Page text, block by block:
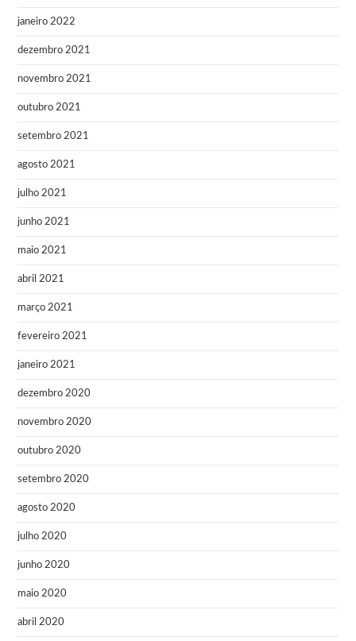
janeiro 2022
dezembro 2021
novembro 2021
outubro 2021
setembro 2021
agosto 2021
julho 2021
junho 2021
maio 2021
abril 2021
março 2021
fevereiro 2021
janeiro 2021
dezembro 2020
novembro 2020
outubro 2020
setembro 2020
agosto 2020
julho 2020
junho 2020
maio 2020
abril 2020